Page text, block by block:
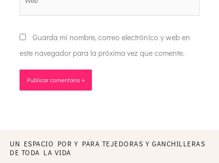
Guarda mi nombre, correo electrónico y web en
este navegador para la próxima vez que comente.
UN ESPACIO POR Y PARA TEJEDORAS Y GANCHILLERAS
DE TODA LA VIDA